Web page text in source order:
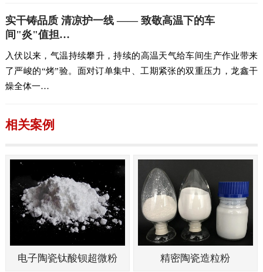
实干铸品质 清凉护一线 —— 致敬高温下的车
间"炎"值担…
入伏以来，气温持续攀升，持续的高温天气给车间生产作业带来
了严峻的“烤”验。面对订单集中、工期紧张的双重压力，龙鑫干
燥全体一…
相关案例
电子陶瓷钛酸钡超微粉 精密陶瓷造粒粉